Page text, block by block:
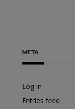
META
Log in
Entries feed